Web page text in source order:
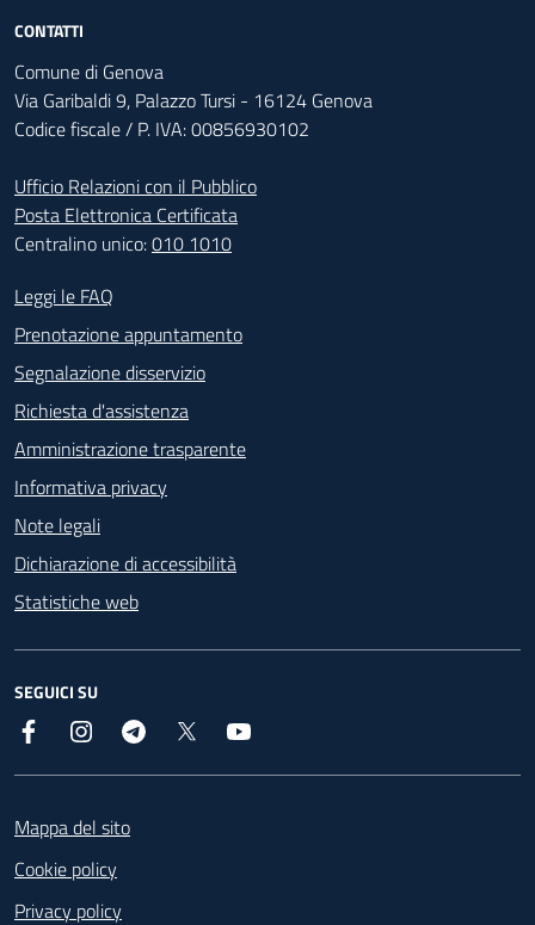
CONTATTI
Comune di Genova
Via Garibaldi 9, Palazzo Tursi - 16124 Genova
Codice fiscale / P. IVA: 00856930102
Ufficio Relazioni con il Pubblico
Posta Elettronica Certificata
Centralino unico:010 1010
Footer - Contatti
Leggi le FAQ
Prenotazione appuntamento
Segnalazione disservizio
Richiesta d'assistenza
Amministrazione trasparente
Informativa privacy
Note legali
Dichiarazione di accessibilità
Statistiche web
SEGUICI SU
Facebook InstagramTelegram
Mappa del sito
Cookie policy
Privacy policy